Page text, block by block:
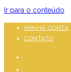
Ir para o conteúdo
MINHA CONTA
CONTATO